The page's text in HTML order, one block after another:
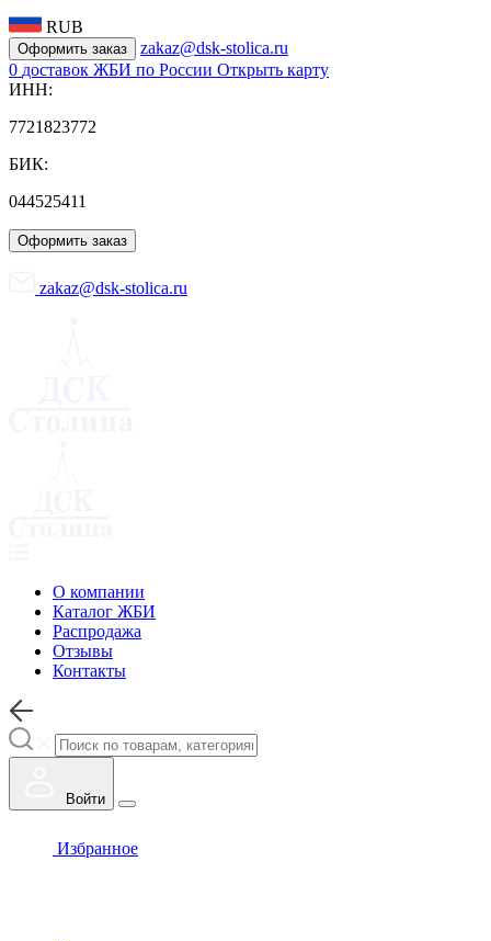
RUB
Оформить заказ
zakaz@dsk-stolica.ru
0 доставок ЖБИ по России Открыть карту
ИНН:
7721823772
БИК:
044525411
Оформить заказ
zakaz@dsk-stolica.ru
О компании
Каталог ЖБИ
Распродажа
Отзывы
Контакты
Войти
Избранное